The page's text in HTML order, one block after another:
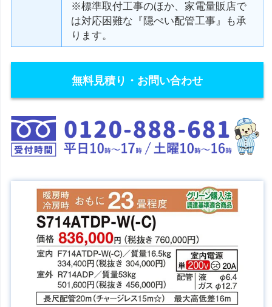
※標準取付工事のほか、家電量販店で
は対応困難な『隠ぺい配管工事』も承
ります。
無料見積り・お問い合わせ